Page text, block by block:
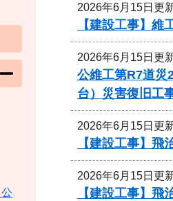
2026年6月15日更
【建設工事】
2026年6月15日更
公維工第R7道
台）災害復旧工
2026年6月15日更
【建設工事】
2026年6月15日更
【建設工事】